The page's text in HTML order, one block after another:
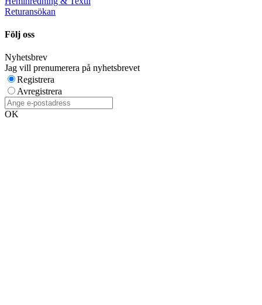
Returansökan
Följ oss
Nyhetsbrev
Jag vill prenumerera på nyhetsbrevet
Registrera
Avregistrera
OK